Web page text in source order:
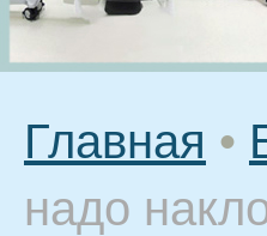
Главная •
надо